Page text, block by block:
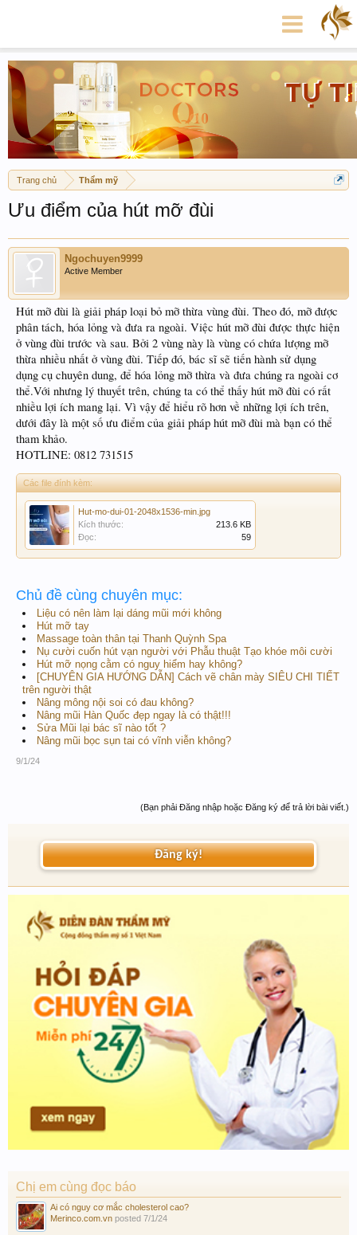
Trang chủ Thẩm mỹ
Ưu điểm của hút mỡ đùi
Ngochuyen9999
Active Member
Hút mỡ đùi là giải pháp loại bỏ mỡ thừa vùng đùi. Theo đó, mỡ được
phân tách, hóa lỏng và đưa ra ngoài. Việc hút mỡ đùi được thực hiện
ở vùng đùi trước và sau. Bởi 2 vùng này là vùng có chứa lượng mỡ
thừa nhiều nhất ở vùng đùi. Tiếp đó, bác sĩ sẽ tiến hành sử dụng
dụng cụ chuyên dung, để hóa lỏng mỡ thừa và đưa chúng ra ngoài cơ
thể.Với nhưng lý thuyết trên, chúng ta có thể thấy hút mỡ đùi có rất
nhiều lợi ích mang lại. Vì vậy để hiểu rõ hơn về những lợi ích trên,
dưới đây là một số ưu điểm của giải pháp hút mỡ đùi mà bạn có thể
tham khảo.
HOTLINE: 0812 731515
Các file đính kèm:
Hut-mo-dui-01-2048x1536-min.jpg
Kích thước:
213.6 KB
Đọc:
59
Chủ đề cùng chuyên mục:
Liệu có nên làm lại dáng mũi mới không
Hút mỡ tay
Massage toàn thân tại Thanh Quỳnh Spa
Nụ cười cuốn hút vạn người với Phẫu thuật Tạo khóe môi cười
Hút mỡ nọng cằm có nguy hiểm hay không?
[CHUYÊN GIA HƯỚNG DẪN] Cách vẽ chân mày SIÊU CHI TIẾT
trên người thật
Nâng mông nội soi có đau không?
Nâng mũi Hàn Quốc đẹp ngay là có thật!!!
Sửa Mũi lại bác sĩ nào tốt ?
Nâng mũi bọc sụn tai có vĩnh viễn không?
9/1/24
(Bạn phải Đăng nhập hoặc Đăng ký để trả lời bài viết.)
Đăng ký!
Chị em cùng đọc báo
Ai có nguy cơ mắc cholesterol cao?
Merinco.com.vn posted 7/1/24